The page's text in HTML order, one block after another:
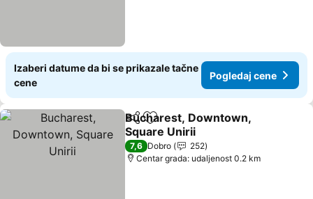
Izaberi datume da bi se prikazale tačne
cene
Pogledaj cene
Deli Dodati u favorite
Bucharest, Downtown,
Square Unirii
Pogledaj cene
7,6 Dobro
252
Centar grada: udaljenost 0.2 km